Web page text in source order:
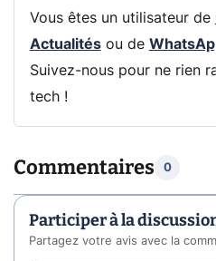
Vous êtes un utilisateur de
Actualitésou de
Suivez-nous pour ne rien
tech !
Commentaires 0
Participer à la
Partagez votre avis avec la